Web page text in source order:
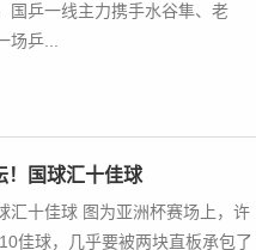
国乒一线主力携手水谷隼、老
乒...
！国球汇十佳球
汇十佳球 图为亚洲杯赛场上，许
佳球，几乎要被两块直板承包了